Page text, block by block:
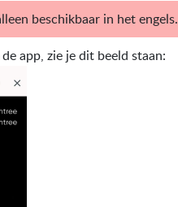
beschikbaar in het engels.
app, zie je dit beeld staan: